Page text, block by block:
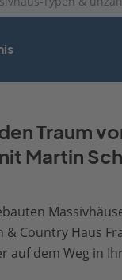
Traum
Martin
& Country Haus
auf dem Weg in